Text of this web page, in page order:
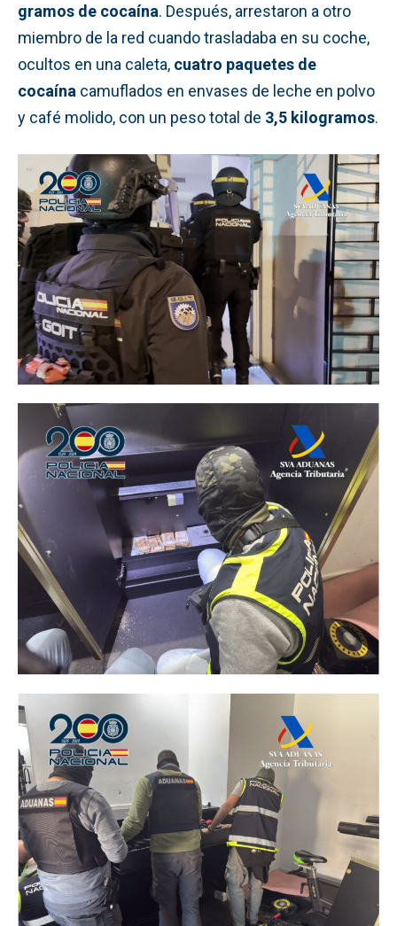
gramos de cocaína. Después, arrestaron a otro
miembro de la red cuando trasladaba en su coche,
ocultos en una caleta, cuatro paquetes de
cocaína camuflados en envases de leche en polvo
y café molido, con un peso total de 3,5 kilogramos.